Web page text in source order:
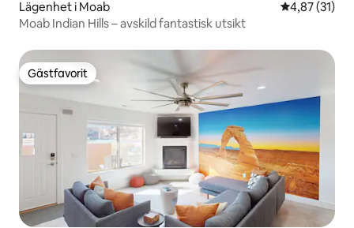
Lägenhet i Moab 4,87 av 5 i
4,87 (31)
Moab Indian Hills – avskild fantastisk utsikt
Gästfavorit
Gästfavorit